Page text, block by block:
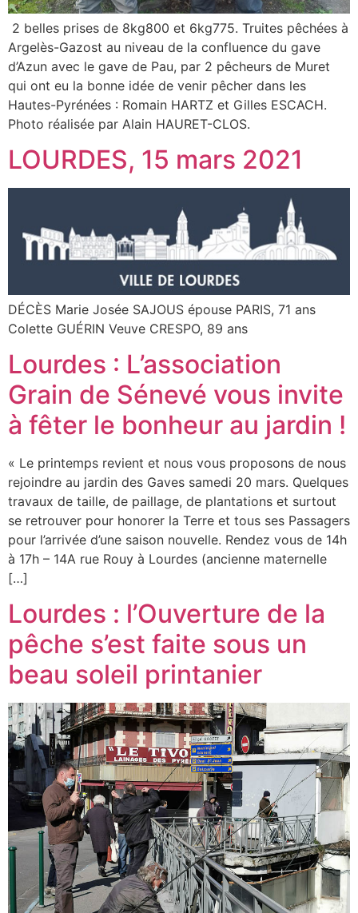
2 belles prises de 8kg800 et 6kg775. Truites pêchées à
Argelès-Gazost au niveau de la confluence du gave
d’Azun avec le gave de Pau, par 2 pêcheurs de Muret
qui ont eu la bonne idée de venir pêcher dans les
Hautes-Pyrénées : Romain HARTZ et Gilles ESCACH.
Photo réalisée par Alain HAURET-CLOS.
LOURDES, 15 mars 2021
DÉCÈS Marie Josée SAJOUS épouse PARIS, 71 ans
Colette GUÉRIN Veuve CRESPO, 89 ans
Lourdes : L’association
Grain de Sénevé vous invite
à fêter le bonheur au jardin !
« Le printemps revient et nous vous proposons de nous
rejoindre au jardin des Gaves samedi 20 mars. Quelques
travaux de taille, de paillage, de plantations et surtout
se retrouver pour honorer la Terre et tous ses Passagers
pour l’arrivée d’une saison nouvelle. Rendez vous de 14h
à 17h – 14A rue Rouy à Lourdes (ancienne maternelle
[…]
Lourdes : l’Ouverture de la
pêche s’est faite sous un
beau soleil printanier